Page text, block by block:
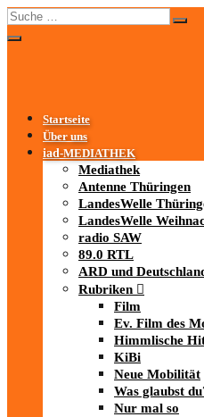
Startseite
Über uns
iad-MEDIATHEK
Mediathek
Antenne Thüringen
LandesWelle
LandesWelle
radio SAW
89.0 RTL
ARD und
Rubriken
Film
Ev. Film des
Himmlische
KiBi
Neue Mobilität
Was glaubst
Nur mal so